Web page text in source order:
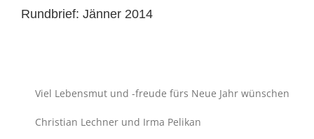
Rundbrief: Jänner 2014
Viel Lebensmut und -freude fürs Neue Jahr wünschen
Christian Lechner und Irma Pelikan